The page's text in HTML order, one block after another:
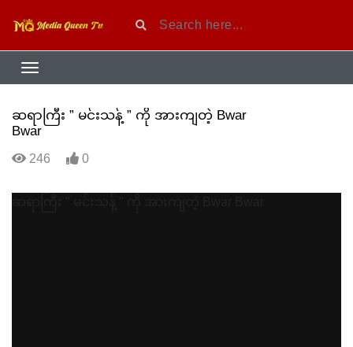
ဆရာကြီး ” မင်းသန့် ” ကို အားကျတဲ့ Bwar
Bwar
246 0
ဆရာကြီး " မင်းသန့် " ကို အားကျတဲ့ Bwar Bwar